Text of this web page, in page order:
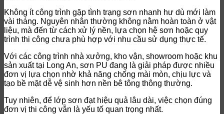
Không ít công trình gặp tình trạng sơn nhanh hư dù mới làm
vài tháng. Nguyên nhân thường không nằm hoàn toàn ở vật
liệu, mà đến từ cách xử lý nền, lựa chọn hệ sơn hoặc quy
trình thi công chưa phù hợp với nhu cầu sử dụng thực tế.
Với các công trình nhà xưởng, kho vận, showroom hoặc khu
sản xuất tại Long An, sơn PU đang là giải pháp được nhiều
đơn vị lựa chọn nhờ khả năng chống mài mòn, chịu lực và
tạo bề mặt dễ vệ sinh hơn nền bê tông thông thường.
Tuy nhiên, để lớp sơn đạt hiệu quả lâu dài, việc chọn đúng
đơn vị thi công vẫn là yếu tố quan trọng nhất.